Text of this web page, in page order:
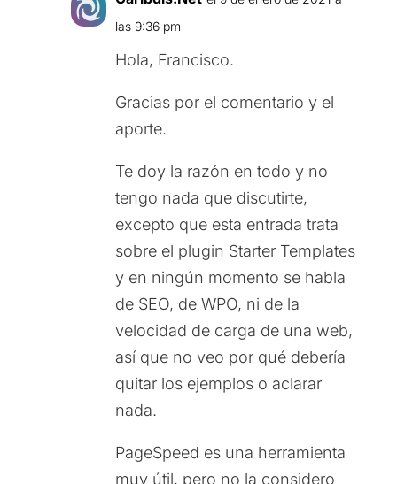
las 9:36 pm
Hola, Francisco.
Gracias por el comentario y el
aporte.
Te doy la razón en todo y no
tengo nada que discutirte,
excepto que esta entrada trata
sobre el plugin Starter Templates
y en ningún momento se habla
de SEO, de WPO, ni de la
velocidad de carga de una web,
así que no veo por qué debería
quitar los ejemplos o aclarar
nada.
PageSpeed es una herramienta
muy útil, pero no la considero